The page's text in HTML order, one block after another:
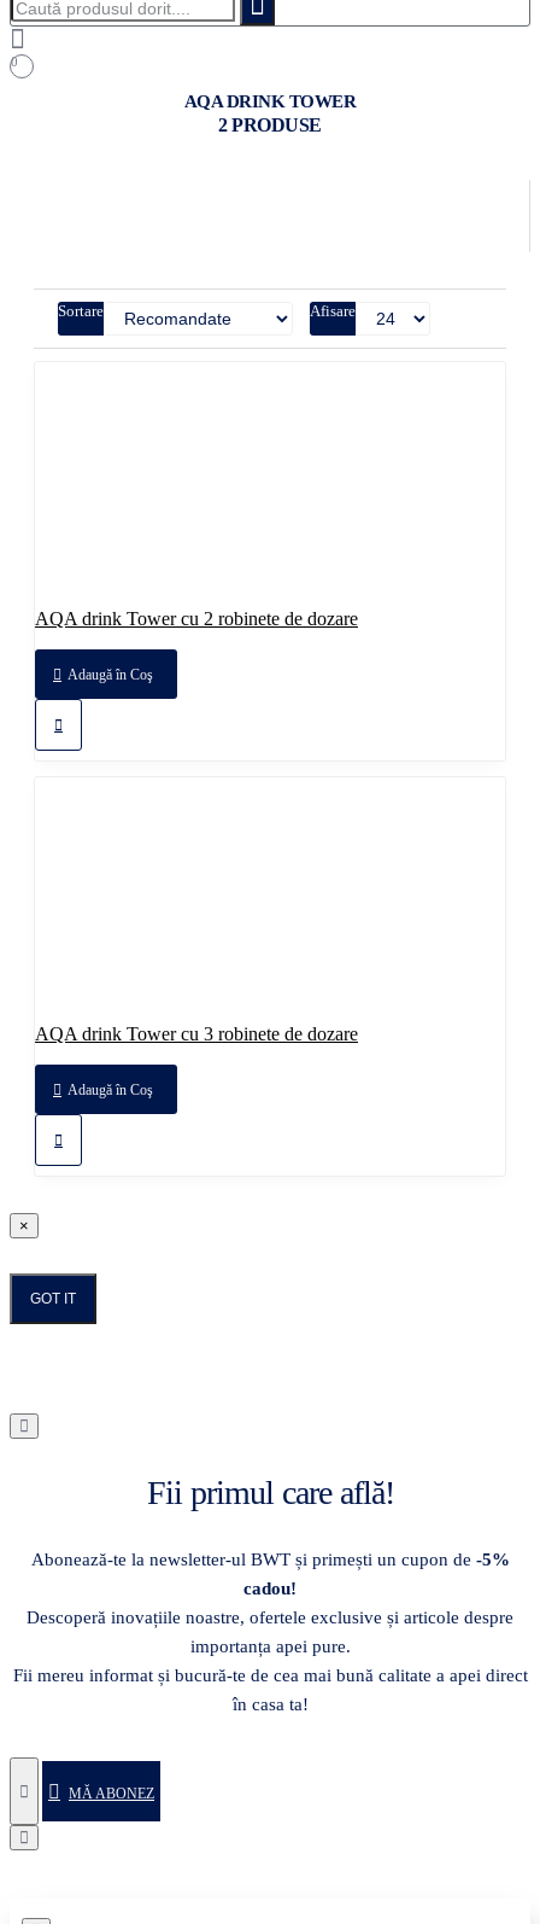
produsul
dorit....
0
AQA DRINK TOWER
2 PRODUSE
Sortare Afisare
AQA drink Tower cu 2 robinete de dozare
Adaugă în Coş
AQA drink Tower cu 3 robinete de dozare
Adaugă în Coş
×
GOT IT
Fii primul care află!
Abonează-te la newsletter-ul BWT și primești un cupon de -5%
cadou!
Descoperă inovațiile noastre, ofertele exclusive și articole despre
importanța apei pure.
Fii mereu informat și bucură-te de cea mai bună calitate a apei direct
în casa ta!
MĂ ABONEZ